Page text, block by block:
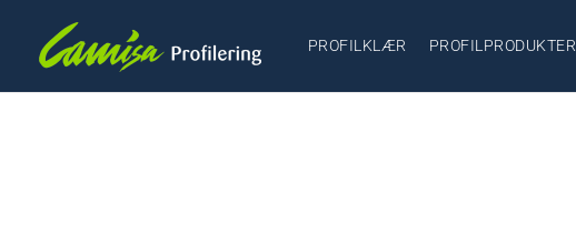
PROFILKLÆR PROFILPRODUKTER